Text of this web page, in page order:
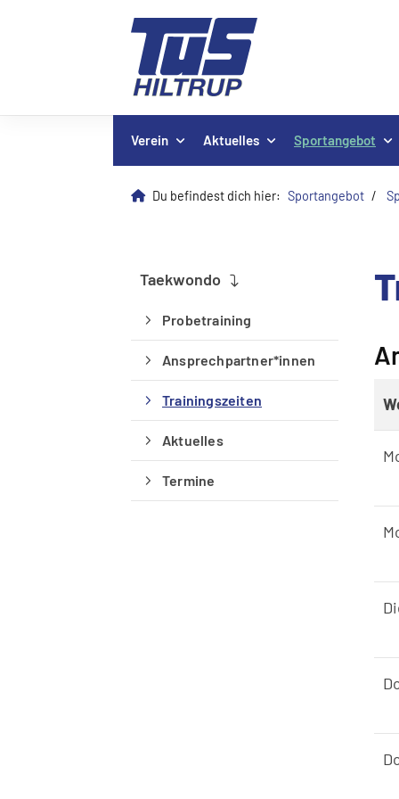
Verein Aktuelles Sportangebot
Du befindest dich hier: Sportangebot
Taekwondo
Probetraining
Ansprechpartner*innen
Trainingszeiten
Aktuelles
Termine